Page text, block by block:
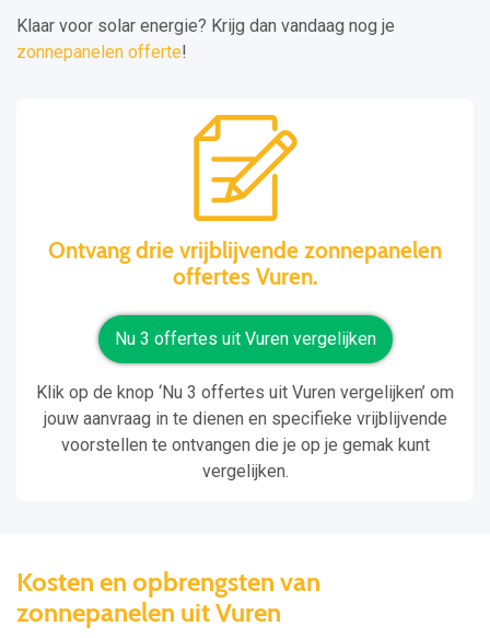
Klaar voor solar energie? Krijg dan vandaag nog je
zonnepanelen offerte!
Ontvang drie vrijblijvende zonnepanelen
offertes Vuren.
Nu 3 offertes uit Vuren vergelijken
Klik op de knop ‘Nu 3 offertes uit Vuren vergelijken’ om
jouw aanvraag in te dienen en specifieke vrijblijvende
voorstellen te ontvangen die je op je gemak kunt
vergelijken.
Kosten en opbrengsten van
zonnepanelen uit Vuren